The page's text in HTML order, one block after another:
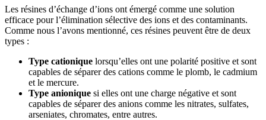
Les résines d’échange d’ions ont émergé comme une solution
efficace pour l’élimination sélective des ions et des contaminants.
Comme nous l’avons mentionné, ces résines peuvent être de deux
types :
Type cationique lorsqu’elles ont une polarité positive et sont
capables de séparer des cations comme le plomb, le cadmium
et le mercure.
Type anionique si elles ont une charge négative et sont
capables de séparer des anions comme les nitrates, sulfates,
arseniates, chromates, entre autres.